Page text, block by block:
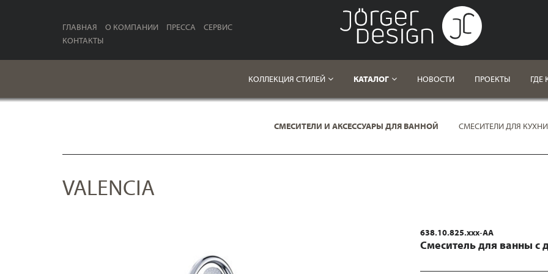
ГЛАВНАЯ О КОМПАНИИ ПРЕССА
СЕРВИС
КОНТАКТЫ
КОЛЛЕКЦИЯ СТИЛЕЙ КАТАЛОГ НОВОСТИ ПРОЕКТЫ ГДЕ
СМЕСИТЕЛИ И АКСЕССУАРЫ ДЛЯ ВАННОЙ СМЕСИТЕЛИ ДЛЯ КУХНИ
VALENCIA
638.10.825.xxx-AA
Смеситель для ванны